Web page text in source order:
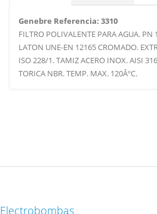
Genebre Referencia: 3310
FILTRO POLIVALENTE PARA AGUA. PN
LATON UNE-EN 12165 CROMADO.
ISO 228/1. TAMIZ ACERO INOX. AISI
TORICA NBR. TEMP. MAX. 120ÂºC.
Electrobombas